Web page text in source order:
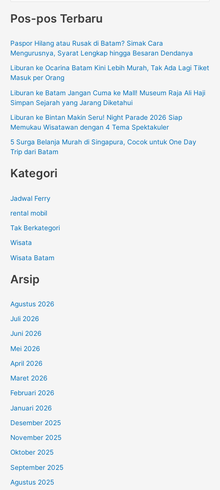
r
u
t
Pos-pos Terbaru
Paspor Hilang atau Rusak di Batam? Simak Cara
Mengurusnya, Syarat Lengkap hingga Besaran Dendanya
Liburan ke Ocarina Batam Kini Lebih Murah, Tak Ada Lagi Tiket
Masuk per Orang
Liburan ke Batam Jangan Cuma ke Mall! Museum Raja Ali Haji
Simpan Sejarah yang Jarang Diketahui
Liburan ke Bintan Makin Seru! Night Parade 2026 Siap
Memukau Wisatawan dengan 4 Tema Spektakuler
5 Surga Belanja Murah di Singapura, Cocok untuk One Day
Trip dari Batam
Kategori
Jadwal Ferry
rental mobil
Tak Berkategori
Wisata
Wisata Batam
Arsip
Agustus 2026
Juli 2026
Juni 2026
Mei 2026
April 2026
Maret 2026
Februari 2026
Januari 2026
Desember 2025
November 2025
Oktober 2025
September 2025
Agustus 2025